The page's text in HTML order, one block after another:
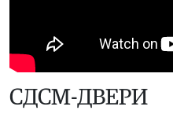
СДСМ-ДВЕРИ